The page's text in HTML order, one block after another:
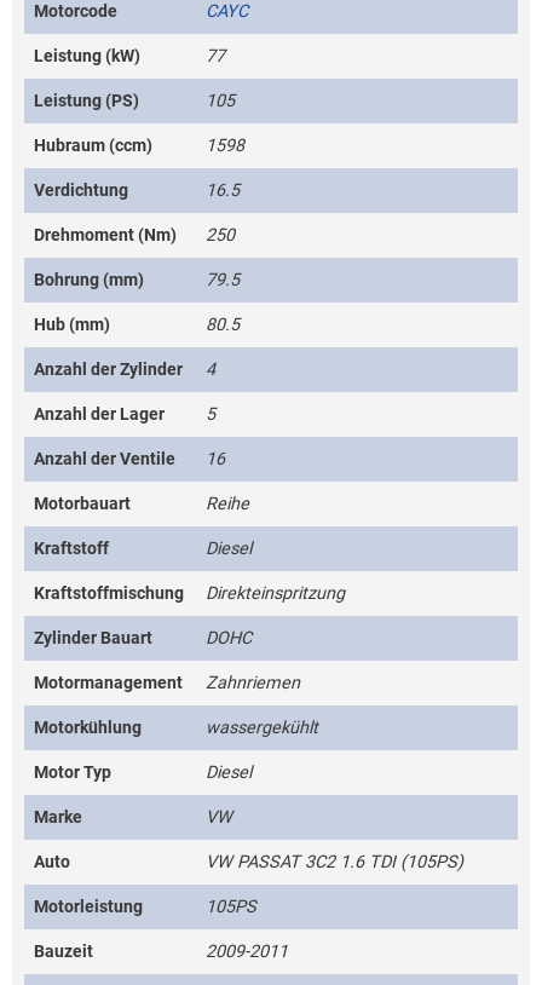
Motorcode CAYC
Leistung (kW) 77
Leistung (PS) 105
Hubraum (ccm) 1598
Verdichtung 16.5
Drehmoment (Nm) 250
Bohrung (mm) 79.5
Hub (mm) 80.5
Anzahl der Zylinder 4
Anzahl der Lager 5
Anzahl der Ventile 16
Motorbauart Reihe
Kraftstoff Diesel
Kraftstoffmischung Direkteinspritzung
Zylinder Bauart DOHC
Motormanagement Zahnriemen
Motorkühlung wassergekühlt
Motor Typ Diesel
Marke VW
Auto VW PASSAT 3C2 1.6 TDI (105PS)
Motorleistung 105PS
Bauzeit 2009-2011